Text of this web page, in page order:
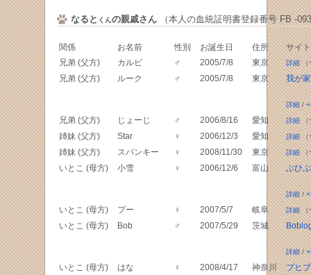
なると くんの親戚さん（本人の血統証明書登録番号 FB -
関係 お名前 性別 お誕生日 住所
サイト
兄弟 (父方)
カルビ ♂ 2005/7/8 東京 詳細（
兄弟 (父方) ルーク ♂ 2005/7/8 東京 我が
詳細/
兄弟 (父方) じょーじ ♂ 2006/8/16 愛知 詳細（
姉妹 (父方) Star ♀ 2006/12/3 愛知 詳細（
姉妹 (父方) スパンキー ♀ 2008/11/30 東京 詳細（
いとこ (母方) 小雪 ♀ 2006/12/6 富山 ぶひ
詳細/
いとこ (母方) プー ♀ 2007/5/7 岐阜 詳細（
いとこ (母方) Bob ♂ 2007/5/29 茨城
詳細/
いとこ (母方) はな ♀ 2008/4/17 神奈川 ブヒ